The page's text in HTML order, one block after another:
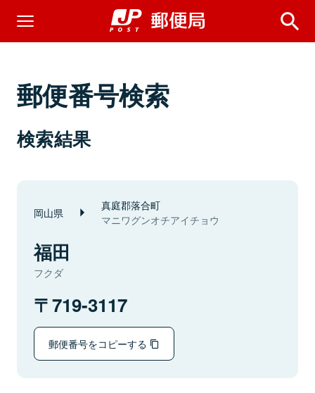
郵便番号検索
検索結果
岡山県 真庭郡落合町
マニワグンオチアイチョウ
福田
フクダ
719-3117
郵便番号をコピーする